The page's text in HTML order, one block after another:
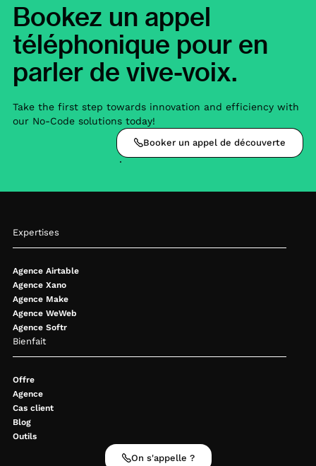
Bookez un appel
téléphonique pour en
parler de vive-voix.
Take the first step towards innovation and efficiency with
our No-Code solutions today!
Booker un appel de découverte
Expertises
Agence Airtable
Agence Xano
Agence Make
Agence WeWeb
Agence Softr
Bienfait
Offre
Agence
Cas client
Blog
Outils
On s'appelle ?